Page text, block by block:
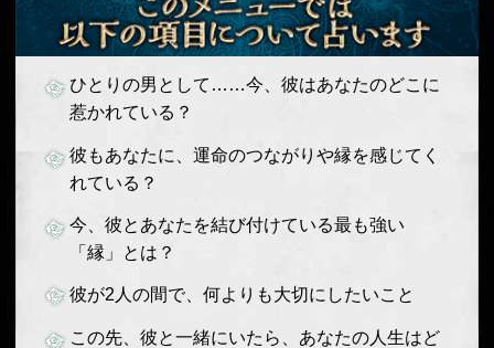
ひとりの男として……今、彼はあなたのどこに
惹かれている？
彼もあなたに、運命のつながりや縁を感じてく
れている？
今、彼とあなたを結び付けている最も強い
「縁」とは？
彼が2人の間で、何よりも大切にしたいこと
この先、彼と一緒にいたら、あなたの人生はど